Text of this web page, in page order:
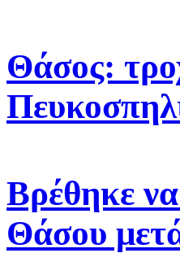
Θάσος:
Βρέθηκε
Θάσου